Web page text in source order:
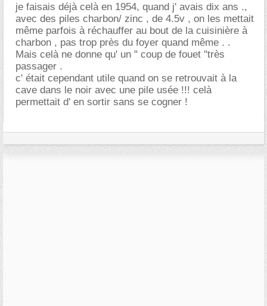
je faisais déjà celà en 1954, quand j' avais dix ans .,
avec des piles charbon/ zinc , de 4.5v , on les mettait
même parfois à réchauffer au bout de la cuisinière à
charbon , pas trop près du foyer quand même . .
Mais celà ne donne qu' un " coup de fouet "très
passager .
c' était cependant utile quand on se retrouvait à la
cave dans le noir avec une pile usée !!! celà
permettait d' en sortir sans se cogner !